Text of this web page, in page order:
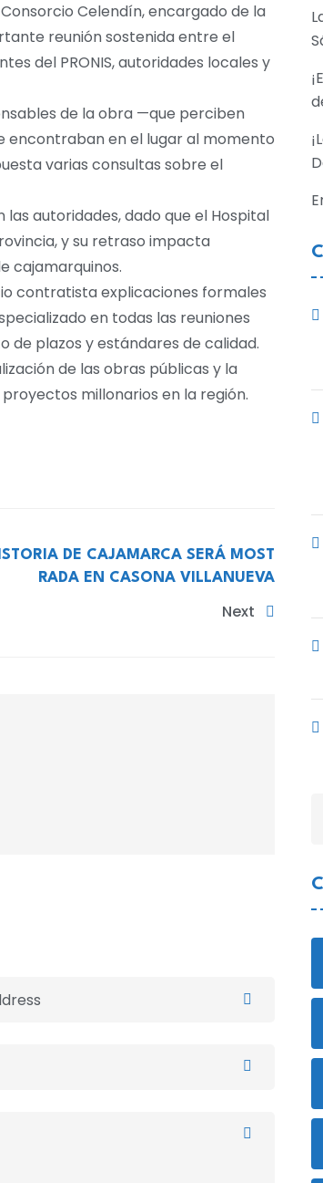
Celendín, encargado de la
reunión sostenida entre el
del PRONIS, autoridades locales y
de la obra —que perciben
encontraban en el lugar al momento
varias consultas sobre el
autoridades, dado que el Hospital
y su retraso impacta
cajamarquinos.
contratista explicaciones formales
en todas las reuniones
de plazos y estándares de calidad.
de las obras públicas y la
millonarios en la región.
DE CAJAMARCA SERÁ MOST
RADA EN CASONA VILLANUEVA
Next